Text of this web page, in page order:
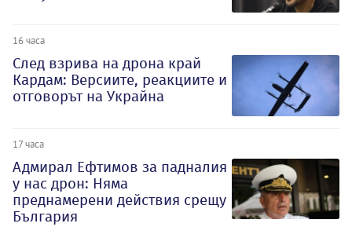
16 часа
След взрива на дрона край
Кардам: Версиите, реакциите и
отговорът на Украйна
17 часа
Адмирал Ефтимов за падналия
у нас дрон: Няма
преднамерени действия срещу
България